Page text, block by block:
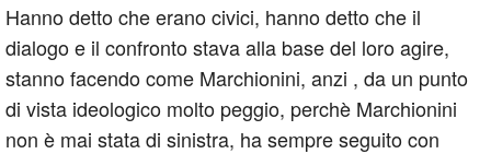
Hanno detto che erano civici, hanno detto che il
dialogo e il confronto stava alla base del loro agire,
stanno facendo come Marchionini, anzi , da un punto
di vista ideologico molto peggio, perchè Marchionini
non è mai stata di sinistra, ha sempre seguito con